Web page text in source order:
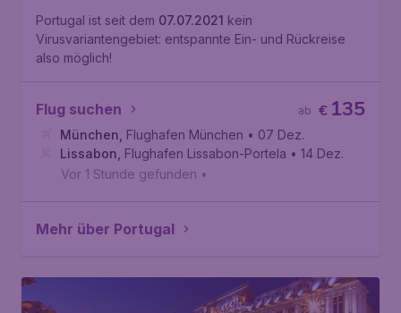
Portugal ist seit dem 07.07.2021 kein
Virusvariantengebiet: entspannte Ein- und Rückreise
also möglich!
Flug suchen € 135
ab
München Flughafen München • 07 Dez.
Lissabon Flughafen Lissabon-Portela • 14 Dez.
Vor 1 Stunde gefunden •
Mehr über Portugal